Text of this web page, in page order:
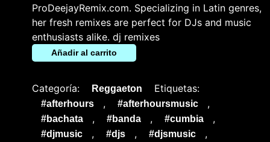
ProDeejayRemix.com. Specializing in Latin genres,
her fresh remixes are perfect for DJs and music
enthusiasts alike. dj remixes
Añadir al carrito
Categoría: Reggaeton Etiquetas:
#afterhours , #afterhoursmusic ,
#bachata , #banda , #cumbia ,
#djmusic , #djs , #djsmusic ,